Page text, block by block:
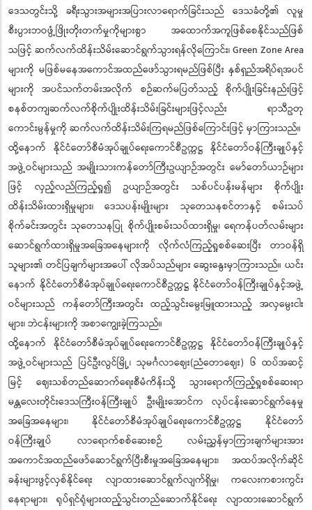
ဒေသတွင်းသို့ ခရီးသွားအများအပြားလာရောက်ခြင်းသည် ဒေသခံတို့၏ လူမှု
စီးပွားဘဝဖွံ့ဖြိုးတိုးတက်မှုကိုများစွာ အထောက်အကူဖြစ်စေနိုင်သည်ဖြစ်
သဖြင့် ဆက်လက်ထိန်းသိမ်းဆောင်ရွက်သွားရန်လိုကြောင်း၊ Green Zone Area
များကို မဖြစ်မနေအကောင်အထည်ဖော်သွားရမည်ဖြစ်ပြီး နှစ်ရှည်အရိပ်ရအပင်
များကို အပင်သက်တမ်းအလိုက် စဉ်ဆက်မပြတ်သည့် စိုက်ပျိုးခြင်းနည်းဖြင့်
စနစ်တကျဆက်လက်စိုက်ပျိုးထိန်းသိမ်းခြင်းများဖြင့်လည်း ရာသီဥတု
ကောင်းမွန်မှုကို ဆက်လက်ထိန်းသိမ်းကြရမည်ဖြစ်ကြောင်းဖြင့် မှာကြားသည်။
ထို့နောက် နိုင်ငံတော်စီမံအုပ်ချုပ်ရေးကောင်စီဥက္ကဋ္ဌ နိုင်ငံတော်ဝန်ကြီးချုပ်နှင့်
အဖွဲ့ဝင်များသည် အမျိုးသားကန်တော်ကြီးဥယျာဉ်အတွင်း မော်တော်ယာဉ်များ
ဖြင့် လှည့်လည်ကြည့်ရှု၍ ဥယျာဉ်အတွင်း သစ်ပင်ပန်းမန်များ စိုက်ပျိုး
ထိန်းသိမ်းထားရှိမှုများ၊ ဒေသပန်းမျိုးများ သုတေသနစင်တာနှင့် စမ်းသပ်
စိုက်ခင်းအတွင်း သုတေသနပြု စိုက်ပျိုးစမ်းသပ်ထားရှိမှု၊ ရေကန်ပတ်လမ်းများ
ဆောင်ရွက်ထားရှိမှုအခြေအနေများကို လိုက်လံကြည့်ရှုစစ်ဆေးပြီး တာဝန်ရှိ
သူများ၏ တင်ပြချက်များအပေါ် လိုအပ်သည်များ ဆွေးနွေးမှာကြားသည်။ ယင်း
နောက် နိုင်ငံတော်စီမံအုပ်ချုပ်ရေးကောင်စီဥက္ကဋ္ဌ နိုင်ငံတော်ဝန်ကြီးချုပ်နှင့်အဖွဲ့
ဝင်များသည် ကန်တော်ကြီးအတွင်း ထည့်သွင်းမွေးမြူထားသည့် အလှမွေးငါး
များ၊ ဘဲငန်းများကို အစာကျွေးခဲ့ကြသည်။
ထို့နောက် နိုင်ငံတော်စီမံအုပ်ချုပ်ရေးကောင်စီဥက္ကဋ္ဌ နိုင်ငံတော်ဝန်ကြီးချုပ်နှင့်
အဖွဲ့ဝင်များသည် ပြင်ဦးလွင်မြို့၊ သုမင်္ဂလာဈေး(ညံတောဈေး) ၆ ထပ်အဆင့်
မြင့် ဈေးသစ်တည်ဆောက်ရေးစီမံကိန်းသို့ သွားရောက်ကြည့်ရှုစစ်ဆေးရာ
မန္တလေးတိုင်းဒေသကြီးဝန်ကြီးချုပ် ဦးမျိုးအောင်က လုပ်ငန်းဆောင်ရွက်နေမှု
အခြေအနေများ၊ နိုင်ငံတော်စီမံအုပ်ချုပ်ရေးကောင်စီဥက္ကဋ္ဌ နိုင်ငံတော်
ဝန်ကြီးချုပ် လာရောက်စစ်ဆေးစဉ် လမ်းညွှန်မှာကြားချက်များအား
အကောင်အထည်ဖော်ဆောင်ရွက်ပြီးစီးမှုအခြေအနေများ၊ အထပ်အလိုက်ဆိုင်
ခန်းများဖွင့်လှစ်နိုင်ရေး လျာထားဆောင်ရွက်လျက်ရှိမှု၊ ကလေးကစားကွင်း
နေရာများ၊ ရုပ်ရှင်ရုံများထည့်သွင်းတည်ဆောက်နိုင်ရေး လျာထားဆောင်ရွက်